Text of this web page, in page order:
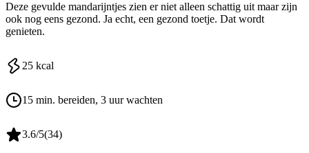
Deze gevulde mandarijntjes zien er niet alleen schattig uit maar zijn
ook nog eens gezond. Ja echt, een gezond toetje. Dat wordt
genieten.
25 kcal
15 min. bereiden, 3 uur wachten
3.6/5(34)